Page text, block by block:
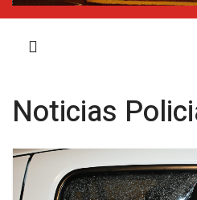
Noticias